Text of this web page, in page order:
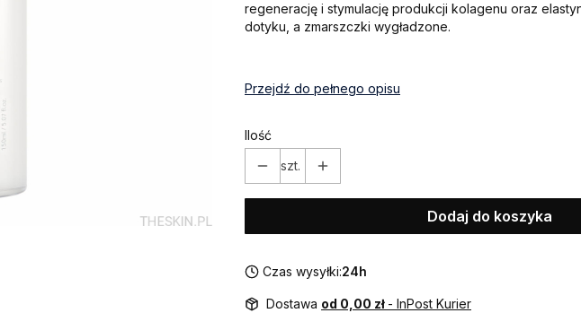
regenerację i stymulację produkcji kolagenu oraz
dotyku, a zmarszczki wygładzone.
Przejdź do pełnego opisu
Ilość
szt.
Dodaj do koszyka
Czas wysyłki:24h
Dostawa od 0,00 zł - InPost Kurier